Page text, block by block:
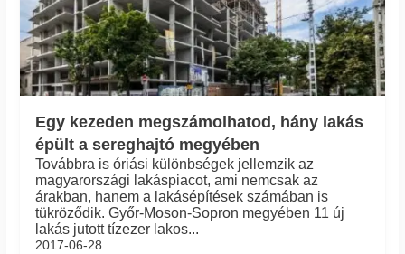
Egy kezeden megszámolhatod, hány lakás
épült a sereghajtó megyében
Továbbra is óriási különbségek jellemzik az
magyarországi lakáspiacot, ami nemcsak az
árakban, hanem a lakásépítések számában is
tükröződik. Győr-Moson-Sopron megyében 11 új
lakás jutott tízezer lakos...
2017-06-28